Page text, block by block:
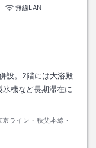
無線LAN
設。2階には大浴殿
機など長期滞在に
ライン・秩父本線・